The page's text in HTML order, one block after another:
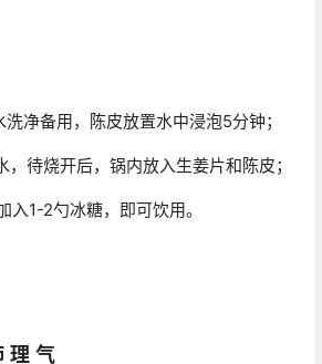
净备用，陈皮放置水中浸泡5分钟；
待烧开后，锅内放入生姜片和陈皮；
入1-2勺冰糖，即可饮用。
理气